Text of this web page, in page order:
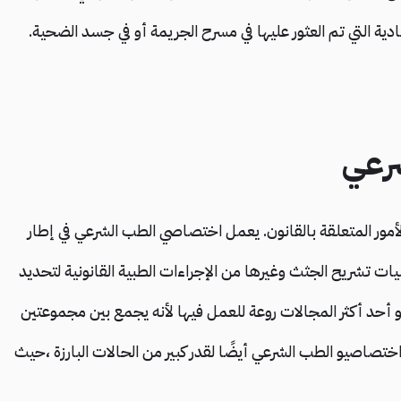
التي تم العثور عليها في مسرح الجريمة أو في جسد الضحية.
المتعلقة بالقانون. يعمل اختصاصي الطب الشرعي في إطار
تشريح الجثث وغيرها من الإجراءات الطبية القانونية لتحديد
أكثر المجالات روعة للعمل فيها لأنه يجمع بين مجموعتين
الطب الشرعي أيضًا لقدر كبير من الحالات البارزة ،حيث